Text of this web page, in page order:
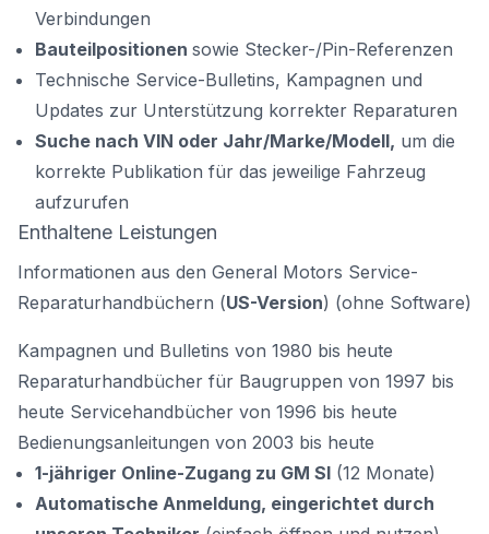
Verbindungen
Bauteilpositionen sowie Stecker-/Pin-Referenzen
Technische Service-Bulletins, Kampagnen und
Updates zur Unterstützung korrekter Reparaturen
Suche nach VIN oder Jahr/Marke/Modell, um die
korrekte Publikation für das jeweilige Fahrzeug
aufzurufen
Enthaltene Leistungen
Informationen aus den General Motors Service-
Reparaturhandbüchern (US-Version) (ohne Software)
Kampagnen und Bulletins von 1980 bis heute
Reparaturhandbücher für Baugruppen von 1997 bis
heute Servicehandbücher von 1996 bis heute
Bedienungsanleitungen von 2003 bis heute
1-jähriger Online-Zugang zu GM SI (12 Monate)
Automatische Anmeldung, eingerichtet durch